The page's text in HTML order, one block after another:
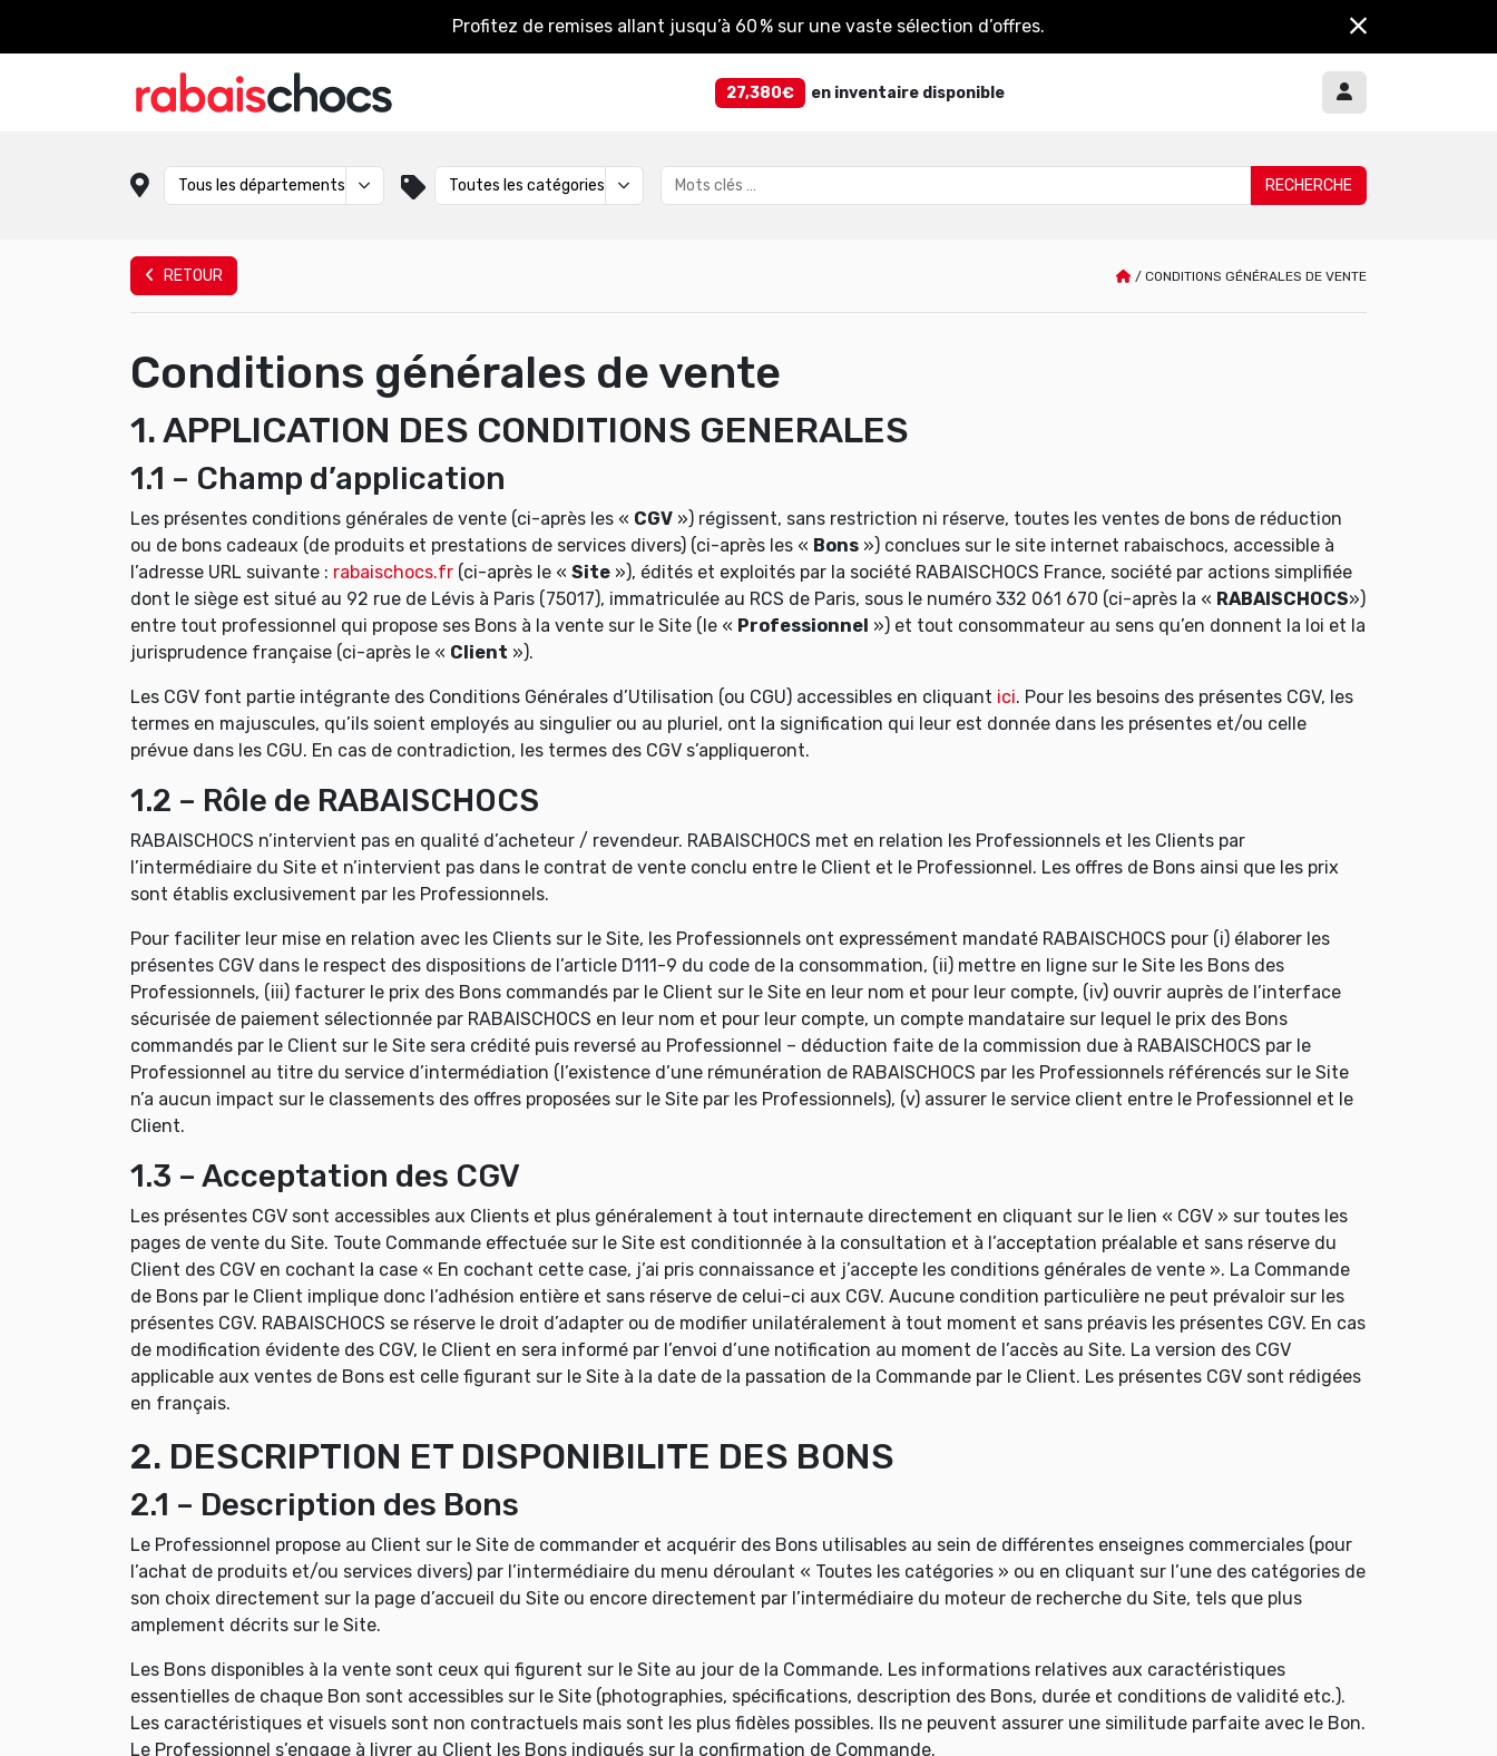
Profitez de remises allant jusqu’à 60 % sur une vaste sélection d’offres.
27,380€ en inventaire disponible
RETOUR / CONDITIONS GÉNÉRALES DE VENTE
Conditions générales de vente
1. APPLICATION DES CONDITIONS GENERALES
1.1 – Champ d’application
Les présentes conditions générales de vente (ci-après les « CGV ») régissent, sans restriction ni réserve, toutes les ventes de bons de réduction
ou de bons cadeaux (de produits et prestations de services divers) (ci-après les « Bons ») conclues sur le site internet rabaischocs, accessible à
l’adresse URL suivante : rabaischocs.fr (ci-après le « Site »), édités et exploités par la société RABAISCHOCS France, société par actions simplifiée
dont le siège est situé au 92 rue de Lévis à Paris (75017), immatriculée au RCS de Paris, sous le numéro 332 061 670 (ci-après la « RABAISCHOCS»)
entre tout professionnel qui propose ses Bons à la vente sur le Site (le « Professionnel ») et tout consommateur au sens qu’en donnent la loi et la
jurisprudence française (ci-après le « Client »).
Les CGV font partie intégrante des Conditions Générales d’Utilisation (ou CGU) accessibles en cliquant ici. Pour les besoins des présentes CGV, les
termes en majuscules, qu’ils soient employés au singulier ou au pluriel, ont la signification qui leur est donnée dans les présentes et/ou celle
prévue dans les CGU. En cas de contradiction, les termes des CGV s’appliqueront.
1.2 – Rôle de RABAISCHOCS
RABAISCHOCS n’intervient pas en qualité d’acheteur / revendeur. RABAISCHOCS met en relation les Professionnels et les Clients par
l’intermédiaire du Site et n’intervient pas dans le contrat de vente conclu entre le Client et le Professionnel. Les offres de Bons ainsi que les prix
sont établis exclusivement par les Professionnels.
Pour faciliter leur mise en relation avec les Clients sur le Site, les Professionnels ont expressément mandaté RABAISCHOCS pour (i) élaborer les
présentes CGV dans le respect des dispositions de l’article D111-9 du code de la consommation, (ii) mettre en ligne sur le Site les Bons des
Professionnels, (iii) facturer le prix des Bons commandés par le Client sur le Site en leur nom et pour leur compte, (iv) ouvrir auprès de l’interface
sécurisée de paiement sélectionnée par RABAISCHOCS en leur nom et pour leur compte, un compte mandataire sur lequel le prix des Bons
commandés par le Client sur le Site sera crédité puis reversé au Professionnel – déduction faite de la commission due à RABAISCHOCS par le
Professionnel au titre du service d’intermédiation (l’existence d’une rémunération de RABAISCHOCS par les Professionnels référencés sur le Site
n’a aucun impact sur le classements des offres proposées sur le Site par les Professionnels), (v) assurer le service client entre le Professionnel et le
Client.
1.3 – Acceptation des CGV
Les présentes CGV sont accessibles aux Clients et plus généralement à tout internaute directement en cliquant sur le lien « CGV » sur toutes les
pages de vente du Site. Toute Commande effectuée sur le Site est conditionnée à la consultation et à l’acceptation préalable et sans réserve du
Client des CGV en cochant la case « En cochant cette case, j’ai pris connaissance et j’accepte les conditions générales de vente ». La Commande
de Bons par le Client implique donc l’adhésion entière et sans réserve de celui-ci aux CGV. Aucune condition particulière ne peut prévaloir sur les
présentes CGV. RABAISCHOCS se réserve le droit d’adapter ou de modifier unilatéralement à tout moment et sans préavis les présentes CGV. En cas
de modification évidente des CGV, le Client en sera informé par l’envoi d’une notification au moment de l’accès au Site. La version des CGV
applicable aux ventes de Bons est celle figurant sur le Site à la date de la passation de la Commande par le Client. Les présentes CGV sont rédigées
en français.
2. DESCRIPTION ET DISPONIBILITE DES BONS
2.1 – Description des Bons
Le Professionnel propose au Client sur le Site de commander et acquérir des Bons utilisables au sein de différentes enseignes commerciales (pour
l’achat de produits et/ou services divers) par l’intermédiaire du menu déroulant « Toutes les catégories » ou en cliquant sur l’une des catégories de
son choix directement sur la page d’accueil du Site ou encore directement par l’intermédiaire du moteur de recherche du Site, tels que plus
amplement décrits sur le Site.
Les Bons disponibles à la vente sont ceux qui figurent sur le Site au jour de la Commande. Les informations relatives aux caractéristiques
essentielles de chaque Bon sont accessibles sur le Site (photographies, spécifications, description des Bons, durée et conditions de validité etc.).
Les caractéristiques et visuels sont non contractuels mais sont les plus fidèles possibles. Ils ne peuvent assurer une similitude parfaite avec le Bon.
Le Professionnel s’engage à livrer au Client les Bons indiqués sur la confirmation de Commande.